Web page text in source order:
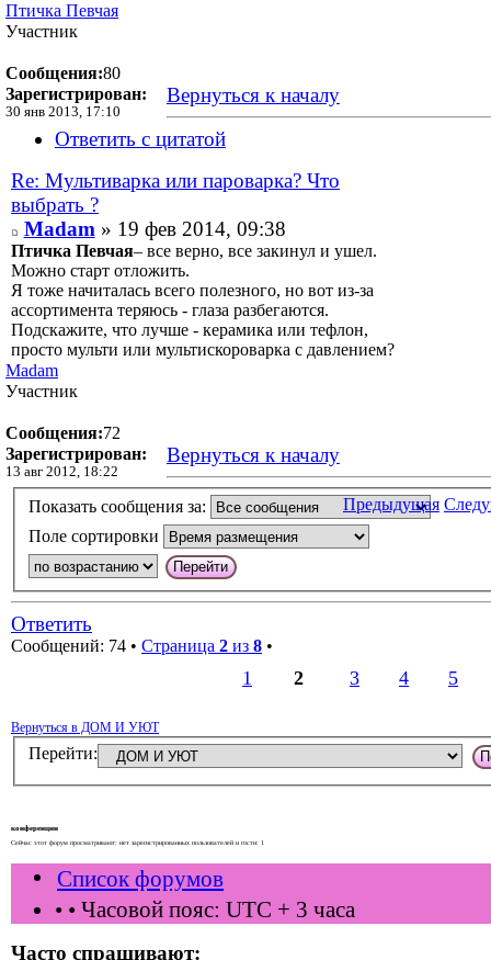
Птичка Певчая
Участник
Сообщения:80
Зарегистрирован:
30 янв 2013, 17:10
Вернуться к началу
Ответить с цитатой
Re: Мультиварка или пароварка? Что
выбрать ?
Madam » 19 фев 2014, 09:38
Птичка Певчая– все верно, все закинул и ушел.
Можно старт отложить.
Я тоже начиталась всего полезного, но вот из-за
ассортимента теряюсь - глаза разбегаются.
Подскажите, что лучше - керамика или тефлон,
просто мульти или мультискороварка с давлением?
Madam
Участник
Сообщения:72
Зарегистрирован:
13 авг 2012, 18:22
Вернуться к началу
Предыдущая
Показать сообщения за:
Поле сортировки
Ответить
Сообщений: 74 • Страница 2 из 8 •
1 2 3 4 5
Вернуться в ДОМ И УЮТ
Перейти:
конференции
Сейчас этот форум просматривают: нет зарегистрированных пользователей и гости: 1
Список форумов
• • Часовой пояс: UTC + 3 часа
Часто спрашивают: